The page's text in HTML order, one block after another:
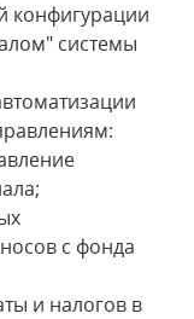
конфигурации
системы
с фонда
и налогов в